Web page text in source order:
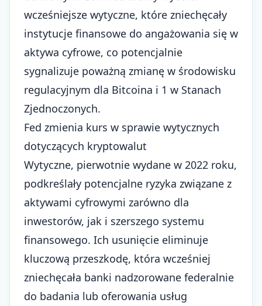
wcześniejsze wytyczne, które zniechęcały
instytucje finansowe do angażowania się w
aktywa cyfrowe, co potencjalnie
sygnalizuje poważną zmianę w środowisku
regulacyjnym dla Bitcoina i 1 w Stanach
Zjednoczonych.
Fed zmienia kurs w sprawie wytycznych
dotyczących kryptowalut
Wytyczne, pierwotnie wydane w 2022 roku,
podkreślały potencjalne ryzyka związane z
aktywami cyfrowymi zarówno dla
inwestorów, jak i szerszego systemu
finansowego. Ich usunięcie eliminuje
kluczową przeszkodę, która wcześniej
zniechęcała banki nadzorowane federalnie
do badania lub oferowania usług